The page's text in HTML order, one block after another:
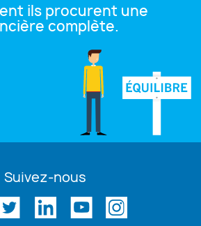
ils procurent une
complète.
Suivez-nous